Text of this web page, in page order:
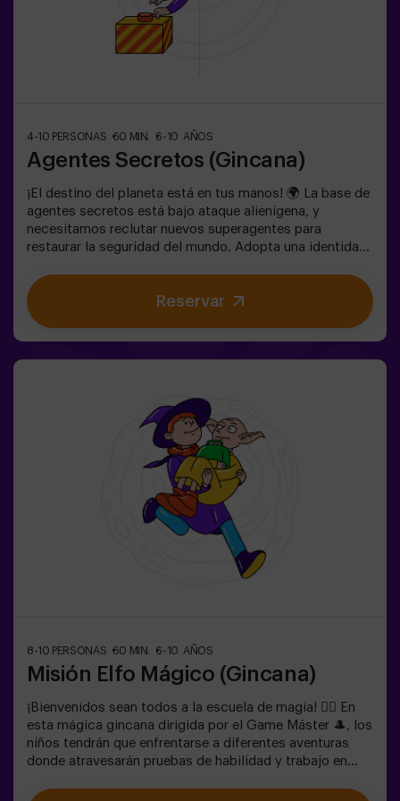
4-10 PERSONAS 60 MIN. 6-10 AÑOS
Agentes Secretos (Gincana)
¡El destino del planeta está en tus manos! 🌍 La base de
agentes secretos está bajo ataque alienígena, y
necesitamos reclutar nuevos superagentes para
restaurar la seguridad del mundo. Adopta una identidad
equipo excepcional, preparado para enfrentar cualquier
amenaza. 💪 ¡Cada segundo cuenta! ¿Te atreves a
aceptar la misión? 🎯 El juego está diseñado
un entrenamiento de super agentes. Incluye juego de
Lasers. El juego se juega en oscuridad con luces led.
Las gincanas son una serie de juegos físicos en equipo
coordinadas por un monitor.
Reservar
8-10 PERSONAS 60 MIN. 6-10 AÑOS
Misión Elfo Mágico (Gincana)
¡Bienvenidos sean todos a la escuela de magia! 🧙‍♀️ En
esta mágica gincana dirigida por el Game Máster 🎩, los
niños tendrán que enfrentarse a diferentes aventuras
donde atravesarán pruebas de habilidad y trabajo en
poder alcanzar una misión y saborear una dulce... muy